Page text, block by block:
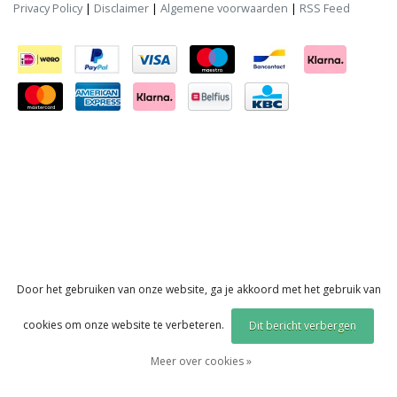
Privacy Policy| Disclaimer | Algemene voorwaarden | RSS Feed
Door het gebruiken van onze website, ga je akkoord met het gebruik van
cookies om onze website te verbeteren. Dit bericht verbergen
Meer over cookies »